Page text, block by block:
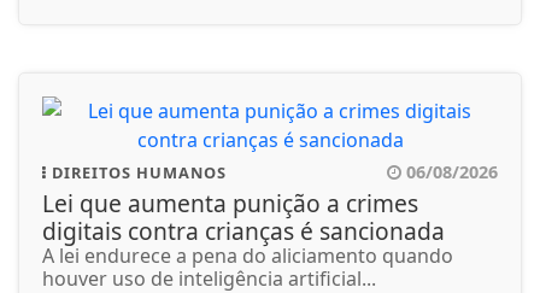
DIREITOS HUMANOS 06/08/2026
Lei que aumenta punição a crimes
digitais contra crianças é sancionada
A lei endurece a pena do aliciamento quando
houver uso de inteligência artificial...